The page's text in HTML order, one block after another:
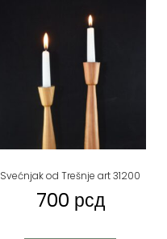
Svećnjak od Trešnje art 31200
700 рсд